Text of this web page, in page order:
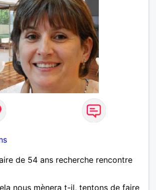
de 54 ans recherche rencontre
nous mènera t-il, tentons de faire